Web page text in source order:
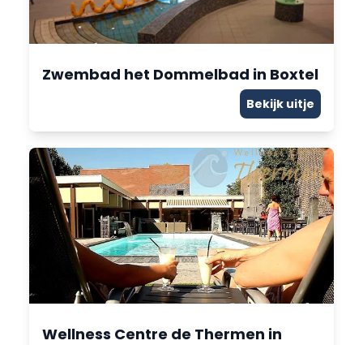
Zwembad het Dommelbad in Boxtel
Bekijk uitje
Wellness Centre de Thermen in